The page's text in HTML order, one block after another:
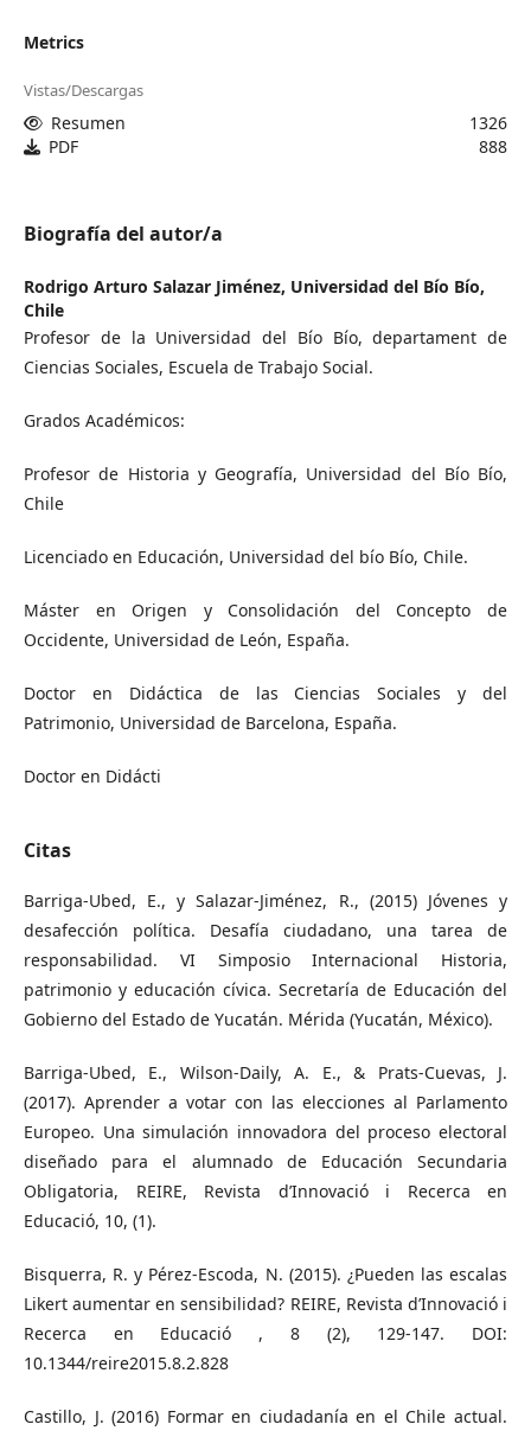
Metrics
Vistas/Descargas
Resumen
1326
PDF
888
Biografía del autor/a
Rodrigo Arturo Salazar Jiménez, Universidad del Bío Bío,
Chile
Profesor de la Universidad del Bío Bío, departament de
Ciencias Sociales, Escuela de Trabajo Social.
Grados Académicos:
Profesor de Historia y Geografía, Universidad del Bío Bío,
Chile
Licenciado en Educación, Universidad del bío Bío, Chile.
Máster en Origen y Consolidación del Concepto de
Occidente, Universidad de León, España.
Doctor en Didáctica de las Ciencias Sociales y del
Patrimonio, Universidad de Barcelona, España.
Doctor en Didácti
Citas
Barriga-Ubed, E., y Salazar-Jiménez, R., (2015) Jóvenes y
desafección política. Desafía ciudadano, una tarea de
responsabilidad. VI Simposio Internacional Historia,
patrimonio y educación cívica. Secretaría de Educación del
Gobierno del Estado de Yucatán. Mérida (Yucatán, México).
Barriga-Ubed, E., Wilson-Daily, A. E., & Prats-Cuevas, J.
(2017). Aprender a votar con las elecciones al Parlamento
Europeo. Una simulación innovadora del proceso electoral
diseñado para el alumnado de Educación Secundaria
Obligatoria, REIRE, Revista d’Innovació i Recerca en
Educació, 10, (1).
Bisquerra, R. y Pérez-Escoda, N. (2015). ¿Pueden las escalas
Likert aumentar en sensibilidad? REIRE, Revista d’Innovació i
Recerca en Educació , 8 (2), 129-147. DOI:
10.1344/reire2015.8.2.828
Castillo, J. (2016) Formar en ciudadanía en el Chile actual.